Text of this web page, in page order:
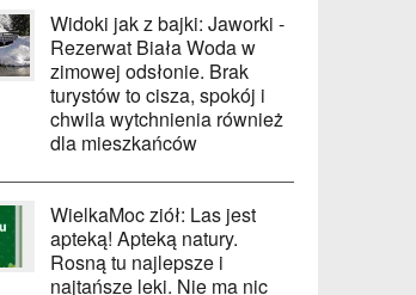
Widoki jak z bajki: Jaworki -
Rezerwat Biała Woda w
zimowej odsłonie. Brak
turystów to cisza, spokój i
chwila wytchnienia również
dla mieszkańców
WielkaMoc ziół: Las jest
apteką! Apteką natury.
Rosną tu najlepsze i
najtańsze leki. Nie ma nic